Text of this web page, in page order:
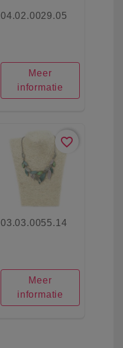
04.02.0029.05
Meer
informatie
favorite_border
03.03.0055.14
Meer
informatie